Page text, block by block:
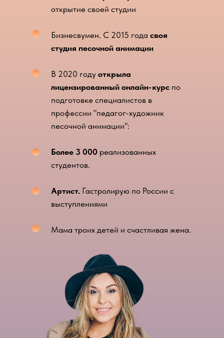
открытие своей студии
Бизнесвумен. С 2015 года своя
студия песочной анимации
В 2020 году открыла
лицензированный онлайн-курс по
подготовке специалистов в
профессии "педагог-художник
песочной анимации":
Более 3 000 реализованных
студентов.
Артист. Гастролирую по России с
выступлениями
Мама троих детей и счастливая жена.